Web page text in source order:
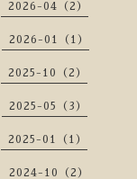
2026-04（2）
2026-01（1）
2025-10（2）
2025-05（3）
2025-01（1）
2024-10（2）